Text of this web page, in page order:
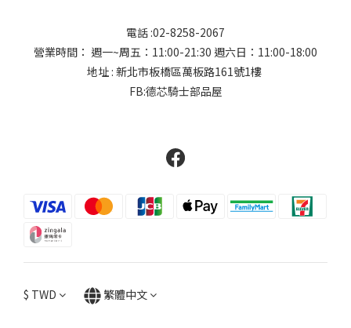
電話 :02-8258-2067
營業時間： 週一~周五：11:00-21:30 週六日：11:00-18:00
地址 : 新北市板橋區萬板路161號1樓
FB:德芯騎士部品屋
$ TWD 繁體中文